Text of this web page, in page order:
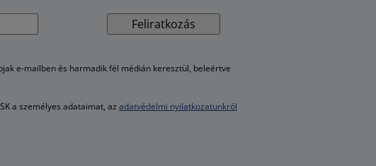
Feliratkozás
e-mailben és harmadik fél médián keresztül, beleértve
a személyes adataimat, az adatvédelmi nyilatkozatunkról